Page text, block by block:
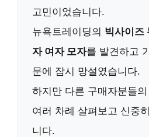
고민이었습니다.
뉴욕트레이딩의 빅사이즈
자 여자 모자를 발견하고
문에 잠시 망설였습니다.
하지만 다른 구매자분들
여러 차례 살펴보고 신중
니다.